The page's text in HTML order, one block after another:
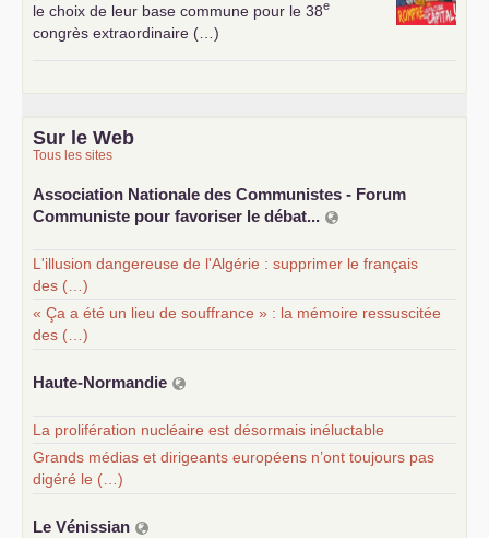
le choix de leur base commune pour le 38e
congrès extraordinaire (…)
Sur le Web
Tous les sites
Association Nationale des Communistes - Forum
Communiste pour favoriser le débat...
L'illusion dangereuse de l'Algérie : supprimer le français
des (…)
« Ça a été un lieu de souffrance » : la mémoire ressuscitée
des (…)
Haute-Normandie
La prolifération nucléaire est désormais inéluctable
Grands médias et dirigeants européens n’ont toujours pas
digéré le (…)
Le Vénissian